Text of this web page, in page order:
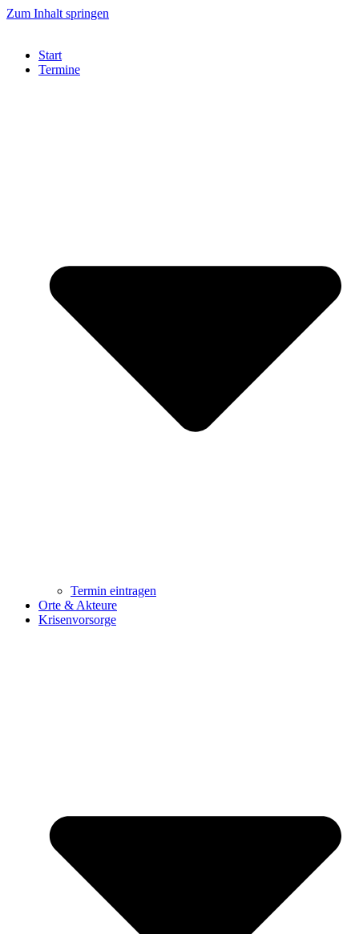
Zum Inhalt springen
Start
Termine
Termin eintragen
Orte & Akteure
Krisenvorsorge